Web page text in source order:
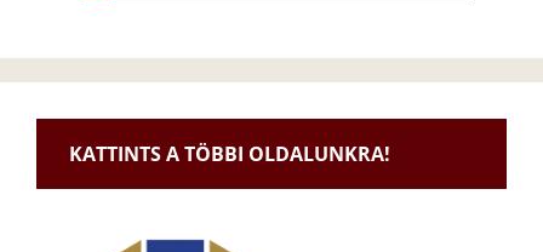
KATTINTS A TÖBBI OLDALUNKRA!